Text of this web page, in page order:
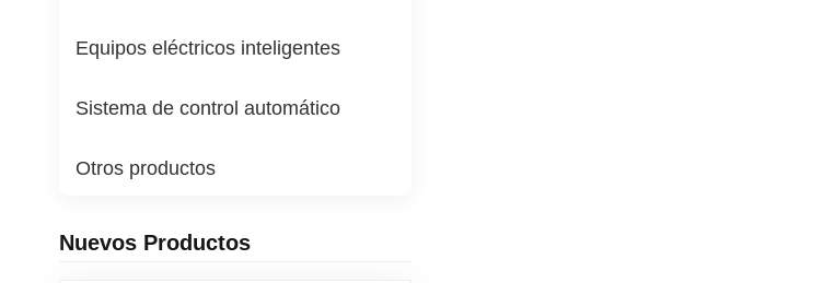
Equipos eléctricos inteligentes
Sistema de control automático
Otros productos
Nuevos Productos